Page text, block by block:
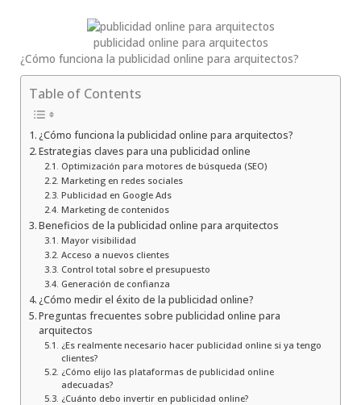
publicidad online para arquitectos
¿Cómo funciona la publicidad online para arquitectos?
Table of Contents
¿Cómo funciona la publicidad online para arquitectos?
Estrategias claves para una publicidad online
Optimización para motores de búsqueda (SEO)
Marketing en redes sociales
Publicidad en Google Ads
Marketing de contenidos
Beneficios de la publicidad online para arquitectos
Mayor visibilidad
Acceso a nuevos clientes
Control total sobre el presupuesto
Generación de confianza
¿Cómo medir el éxito de la publicidad online?
Preguntas frecuentes sobre publicidad online para
arquitectos
¿Es realmente necesario hacer publicidad online si ya tengo
clientes?
¿Cómo elijo las plataformas de publicidad online
adecuadas?
¿Cuánto debo invertir en publicidad online?